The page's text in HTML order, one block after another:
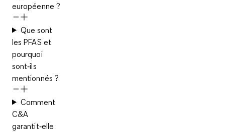
européenne ?
Que sont
les PFAS et
pourquoi
sont‑ils
mentionnés ?
Comment
C&A
garantit‑elle